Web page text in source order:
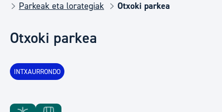
Parkeak eta lorategiak
Otxoki parkea
Otxoki parkea
INTXAURRONDO